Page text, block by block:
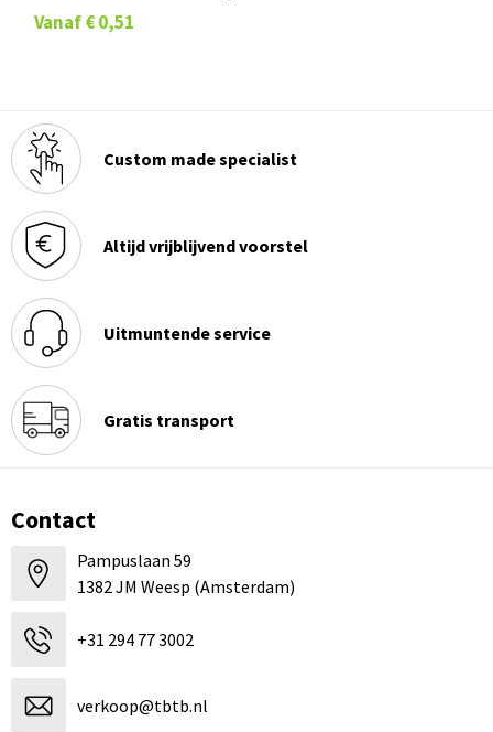
Vanaf € 0,51
Custom made specialist
Altijd vrijblijvend voorstel
Uitmuntende service
Gratis transport
Contact
Pampuslaan 59
1382 JM Weesp (Amsterdam)
+31 294 77 3002
verkoop@tbtb.nl